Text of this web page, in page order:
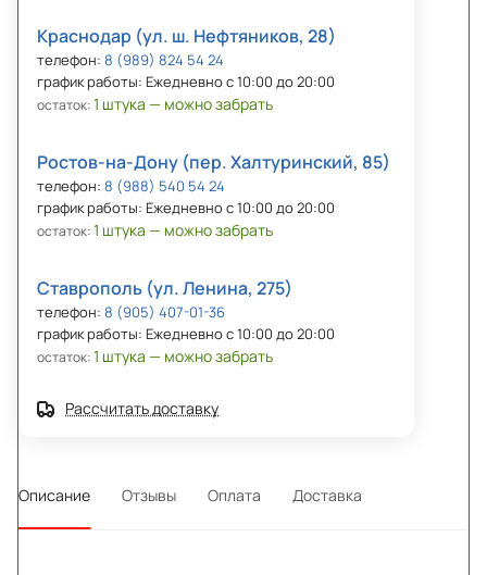
Краснодар (ул. ш. Нефтяников, 28)
телефон: 8 (989) 824 54 24
график работы: Ежедневно с 10:00 до 20:00
остаток:1 штука — можно забрать
Ростов-на-Дону (пер. Халтуринский, 85)
телефон: 8 (988) 540 54 24
график работы: Ежедневно с 10:00 до 20:00
остаток:1 штука — можно забрать
Ставрополь (ул. Ленина, 275)
телефон: 8 (905) 407-01-36
график работы: Ежедневно с 10:00 до 20:00
остаток:1 штука — можно забрать
Рассчитать доставку
Описание Отзывы Оплата Доставка